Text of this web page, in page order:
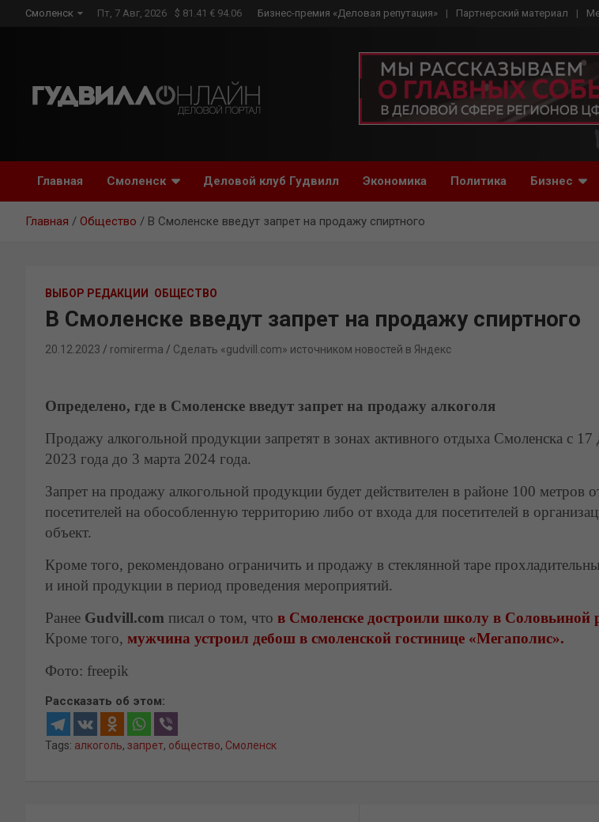
Смоленск Пт, 7 Авг, 2026 $ 81.41 € 94.06 Бизнес-премия «Деловая репутация» Партнерский материал
Главная Смоленск Деловой клуб Гудвилл Экономика Политика Бизнес
Главная Общество В Смоленске введут запрет на продажу спиртного
ВЫБОР РЕДАКЦИИ ОБЩЕСТВО
В Смоленске введут запрет на продажу спиртного
20.12.2023 romirerma Сделать «gudvill.com» источником новостей в Яндекс
Определено, где в Смоленске введут запрет на продажу алкоголя
Продажу алкогольной продукции запретят в зонах активного отдыха Смоленска с 17
2023 года до 3 марта 2024 года.
Запрет на продажу алкогольной продукции будет действителен в районе 100 метров
посетителей на обособленную территорию либо от входа для посетителей в
объект.
Кроме того, рекомендовано ограничить и продажу в стеклянной таре
и иной продукции в период проведения мероприятий.
Ранее Gudvill.com писал о том, что в Смоленске достроили школу в Соловьиной
Кроме того, мужчина устроил дебош в смоленской гостинице «Мегаполис».
Фото: freepik
Рассказать об этом:
Tags: алкоголь, запрет, общество, Смоленск